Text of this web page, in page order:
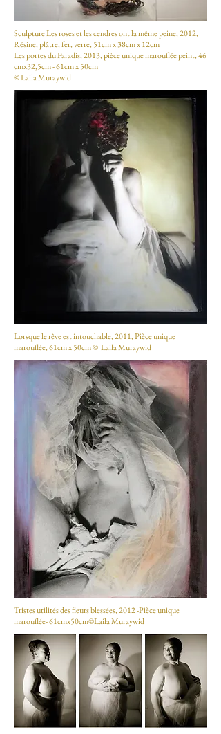
Sculpture Les roses et les cendres ont la même peine, 2012,
Résine, plâtre, fer, verre, 51cm x 38cm x 12cm
Les portes du Paradis, 2013, pièce unique marouflée peint, 46
cmx32,5cm - 61cm x 50cm
© Laila Muraywid
Lorsque le rêve est intouchable, 2011, Pièce unique
marouflée, 61cm x 50cm © Laila Muraywid
Tristes utilités des fleurs blessées, 2012 -Pièce unique
marouflée- 61cmx50cm©Laila Muraywid